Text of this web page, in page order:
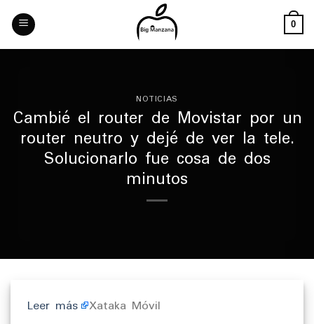
Skip
content
0
NOTICIAS
Cambié el router de Movistar por un
router neutro y dejé de ver la tele.
Solucionarlo fue cosa de dos
minutos
Leer más Xataka Móvil